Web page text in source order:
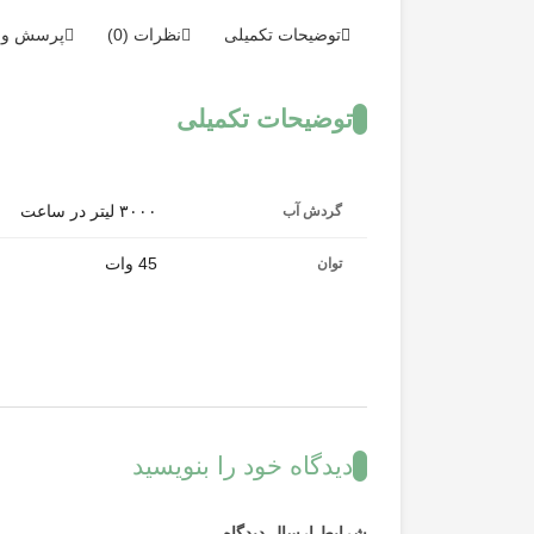
توضیحات تکمیلی نظرات (0) پرسش و
توضیحات تکمیلی
گردش آب ۳۰۰۰ لیتر در ساعت
توان 45 وات
دیدگاه خود را بنویسید